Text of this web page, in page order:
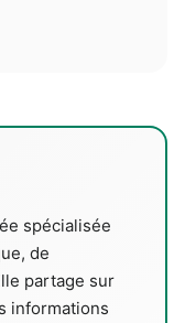
spécialisée
de
partage sur
informations